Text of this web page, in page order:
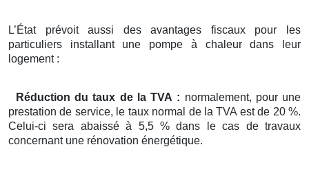
L’État prévoit aussi des avantages fiscaux pour les
particuliers installant une pompe à chaleur dans leur
logement :
Réduction du taux de la TVA : normalement, pour une
prestation de service, le taux normal de la TVA est de 20 %.
Celui-ci sera abaissé à 5,5 % dans le cas de travaux
concernant une rénovation énergétique.